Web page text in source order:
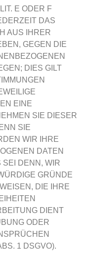
E ODER F
DAS
AUS IHRER
GEGEN DIE
DIES GILT
EINE
SIE DIESER
SIE
WIR IHRE
DATEN
DENN, WIR
GRÜNDE
DIE IHRE
DIENT
ODER
1 DSGVO).